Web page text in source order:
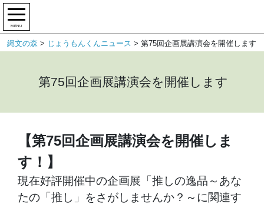
MENU
縄文の森 > じょうもんくんニュース > 第75回企画展講演会を開催します
第75回企画展講演会を開催します
【第75回企画展講演会を開催しま
す！】
現在好評開催中の企画展「推しの逸品～あな
たの「推し」をさがしませんか？～に関連す